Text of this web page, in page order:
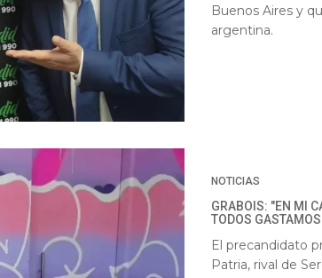
Buenos Aires y
argentina.
NOTICIAS
GRABOIS: "EN MI
TODOS
El precandidato
Patria, rival de